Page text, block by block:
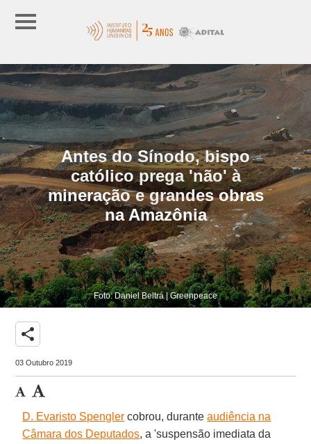
Antes do Sínodo, bispo
católico prega 'não' à
mineração e grandes obras
na Amazônia
Foto: Daniel Beltrá | Greenpeace
share
03 Outubro 2019
D. Evaristo Spengler cobrou, duranteaudiência na
Câmara dos Deputados, a 'suspensão imediata da